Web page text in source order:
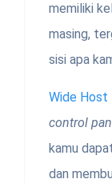
memiliki
masing,
sisi apa
Wide Host
control
kamu
dan